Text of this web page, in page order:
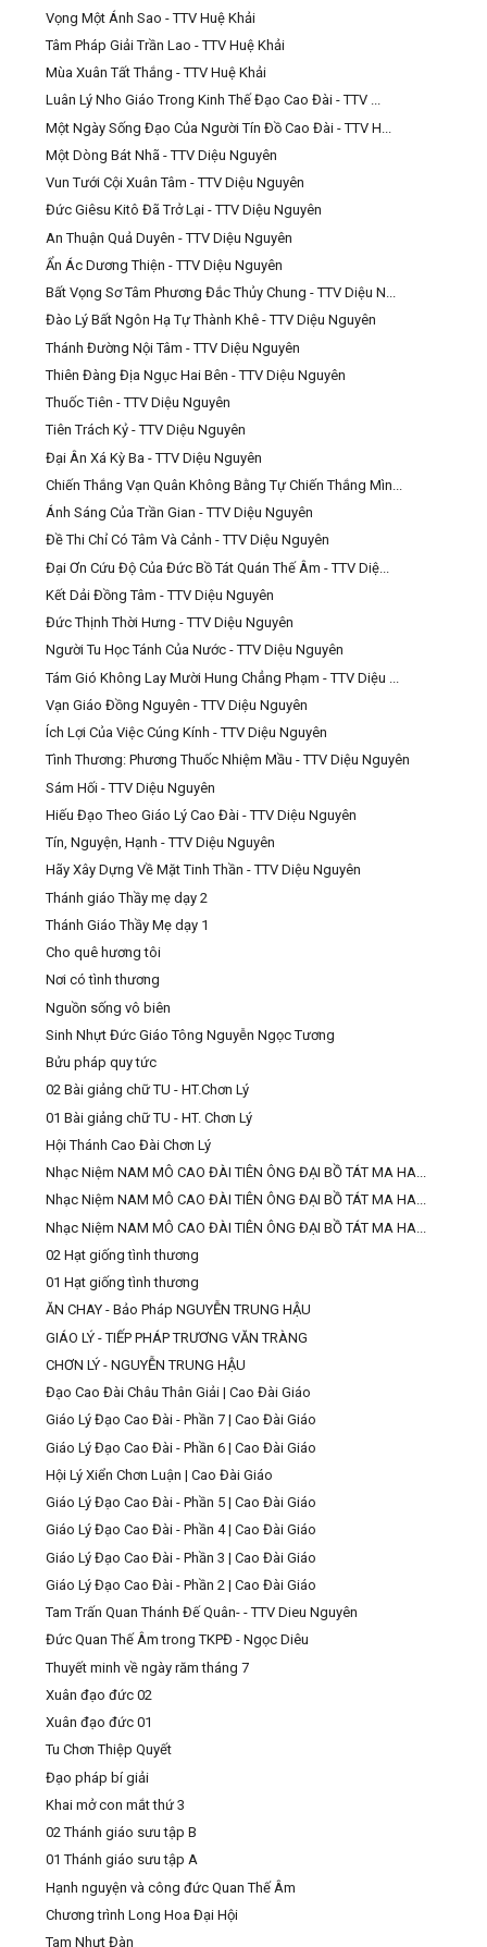
Vọng Một Ánh Sao - TTV Huệ Khải
Tâm Pháp Giải Trần Lao - TTV Huệ Khải
Mùa Xuân Tất Thắng - TTV Huệ Khải
Luân Lý Nho Giáo Trong Kinh Thế Đạo Cao Đài - TTV ...
Một Ngày Sống Đạo Của Người Tín Đồ Cao Đài - TTV H...
Một Dòng Bát Nhã - TTV Diệu Nguyên
Vun Tưới Cội Xuân Tâm - TTV Diệu Nguyên
Đức Giêsu Kitô Đã Trở Lại - TTV Diệu Nguyên
An Thuận Quả Duyên - TTV Diệu Nguyên
Ẩn Ác Dương Thiện - TTV Diệu Nguyên
Bất Vọng Sơ Tâm Phương Đắc Thủy Chung - TTV Diệu N...
Đào Lý Bất Ngôn Hạ Tự Thành Khê - TTV Diệu Nguyên
Thánh Đường Nội Tâm - TTV Diệu Nguyên
Thiên Đàng Địa Ngục Hai Bên - TTV Diệu Nguyên
Thuốc Tiên - TTV Diệu Nguyên
Tiên Trách Kỷ - TTV Diệu Nguyên
Đại Ân Xá Kỳ Ba - TTV Diệu Nguyên
Chiến Thắng Vạn Quân Không Bằng Tự Chiến Thắng Mìn...
Ánh Sáng Của Trần Gian - TTV Diệu Nguyên
Đề Thi Chỉ Có Tâm Và Cảnh - TTV Diệu Nguyên
Đại Ơn Cứu Độ Của Đức Bồ Tát Quán Thế Âm - TTV Diệ...
Kết Dải Đồng Tâm - TTV Diệu Nguyên
Đức Thịnh Thời Hưng - TTV Diệu Nguyên
Người Tu Học Tánh Của Nước - TTV Diệu Nguyên
Tám Gió Không Lay Mười Hung Chẳng Phạm - TTV Diệu ...
Vạn Giáo Đồng Nguyên - TTV Diệu Nguyên
Ích Lợi Của Việc Cúng Kính - TTV Diệu Nguyên
Tình Thương: Phương Thuốc Nhiệm Mầu - TTV Diệu Nguyên
Sám Hối - TTV Diệu Nguyên
Hiếu Đạo Theo Giáo Lý Cao Đài - TTV Diệu Nguyên
Tín, Nguyện, Hạnh - TTV Diệu Nguyên
Hãy Xây Dựng Về Mặt Tinh Thần - TTV Diệu Nguyên
Thánh giáo Thầy mẹ dạy 2
Thánh Giáo Thầy Mẹ dạy 1
Cho quê hương tôi
Nơi có tình thương
Nguồn sống vô biên
Sinh Nhựt Đức Giáo Tông Nguyễn Ngọc Tương
Bửu pháp quy tức
02 Bài giảng chữ TU - HT.Chơn Lý
01 Bài giảng chữ TU - HT. Chơn Lý
Hội Thánh Cao Đài Chơn Lý
Nhạc Niệm NAM MÔ CAO ĐÀI TIÊN ÔNG ĐẠI BỒ TÁT MA HA...
Nhạc Niệm NAM MÔ CAO ĐÀI TIÊN ÔNG ĐẠI BỒ TÁT MA HA...
Nhạc Niệm NAM MÔ CAO ĐÀI TIÊN ÔNG ĐẠI BỒ TÁT MA HA...
02 Hạt giống tình thương
01 Hạt giống tình thương
ĂN CHAY - Bảo Pháp NGUYỄN TRUNG HẬU
GIÁO LÝ - TIẾP PHÁP TRƯƠNG VĂN TRÀNG
CHƠN LÝ - NGUYỄN TRUNG HẬU
Đạo Cao Đài Châu Thân Giải | Cao Đài Giáo
Giáo Lý Đạo Cao Đài - Phần 7 | Cao Đài Giáo
Giáo Lý Đạo Cao Đài - Phần 6 | Cao Đài Giáo
Hội Lý Xiển Chơn Luận | Cao Đài Giáo
Giáo Lý Đạo Cao Đài - Phần 5 | Cao Đài Giáo
Giáo Lý Đạo Cao Đài - Phần 4 | Cao Đài Giáo
Giáo Lý Đạo Cao Đài - Phần 3 | Cao Đài Giáo
Giáo Lý Đạo Cao Đài - Phần 2 | Cao Đài Giáo
Tam Trấn Quan Thánh Đế Quân- - TTV Dieu Nguyên
Đức Quan Thế Âm trong TKPĐ - Ngọc Diêu
Thuyết minh về ngày răm tháng 7
Xuân đạo đức 02
Xuân đạo đức 01
Tu Chơn Thiệp Quyết
Đạo pháp bí giải
Khai mở con mắt thứ 3
02 Thánh giáo sưu tập B
01 Thánh giáo sưu tập A
Hạnh nguyện và công đức Quan Thế Âm
Chương trình Long Hoa Đại Hội
Tam Nhựt Đàn